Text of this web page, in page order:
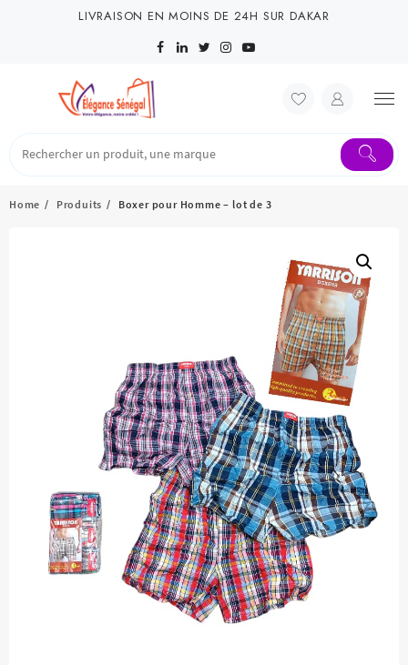
LIVRAISON EN MOINS DE 24H SUR DAKAR
Home Produits Boxer pour Homme – lot de 3